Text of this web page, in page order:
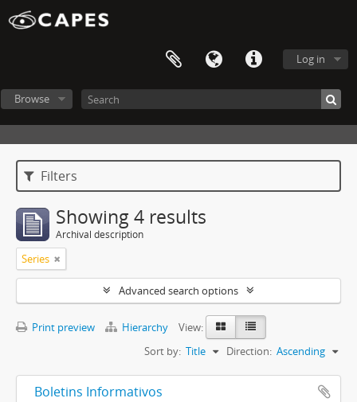
Log in
Browse
Filters
Showing 4 results
Archival description
Series
Advanced search options
Print preview Hierarchy
View:
Sort by: Title Direction: Ascending
Boletins Informativos